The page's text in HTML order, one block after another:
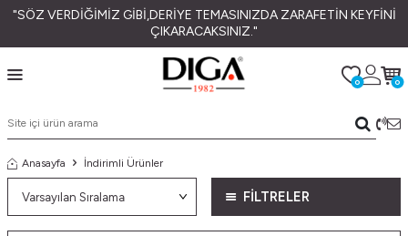
"SÖZ VERDİĞİMİZ GİBİ,DERİYE TEMASINIZDA ZARAFETİN KEYFİNİ
ÇIKARACAKSINIZ."
0 0
Anasayfa İndirimli Ürünler
FİLTRELER